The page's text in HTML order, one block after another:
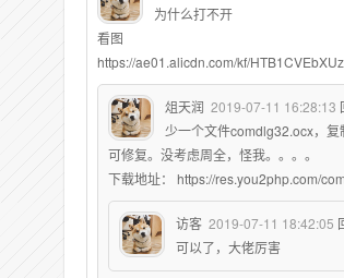
为什么打不开
看图
https://ae01.alicdn.com/kf/
俎天润 2019-07-11 16:28:13
少一个文件comdlg32.ocx，
可修复。没考虑周全，怪我。。。。
下载地址： https://res.you2php.com/
访客 2019-07-11 18:42:05
可以了，大佬厉害